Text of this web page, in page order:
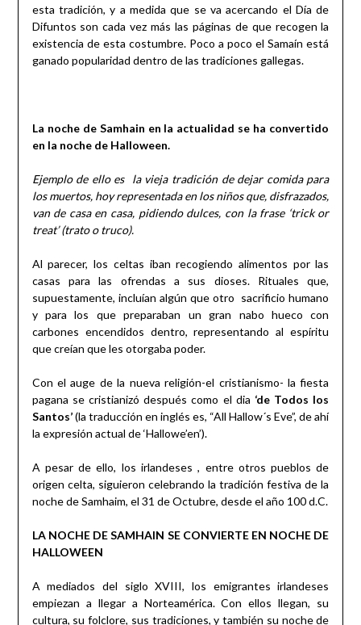
esta tradición, y a medida que se va acercando el Día de
Difuntos son cada vez más las páginas de que recogen la
existencia de esta costumbre. Poco a poco el Samaín está
ganado popularidad dentro de las tradiciones gallegas.
La noche de Samhain en la actualidad se ha convertido
en la noche de Halloween.
Ejemplo de ello es la vieja tradición de dejar comida para
los muertos, hoy representada en los niños que, disfrazados,
van de casa en casa, pidiendo dulces, con la frase ‘trick or
treat’ (trato o truco).
Al parecer, los celtas iban recogiendo alimentos por las
casas para las ofrendas a sus dioses. Rituales que,
supuestamente, incluían algún que otro sacrificio humano
y para los que preparaban un gran nabo hueco con
carbones encendidos dentro, representando al espíritu
que creían que les otorgaba poder.
Con el auge de la nueva religión-el cristianismo- la fiesta
pagana se cristianizó después como el dia ‘de Todos los
Santos’(la traducción en inglés es, “All Hallow´s Eve”, de ahí
la expresión actual de ‘Hallowe’en’).
A pesar de ello, los irlandeses , entre otros pueblos de
origen celta, siguieron celebrando la tradición festiva de la
noche de Samhaim, el 31 de Octubre, desde el año 100 d.C.
LA NOCHE DE SAMHAIN SE CONVIERTE EN NOCHE DE
HALLOWEEN
A mediados del siglo XVIII, los emigrantes irlandeses
empiezan a llegar a Norteamérica. Con ellos llegan, su
cultura, su folclore, sus tradiciones, y también su noche de